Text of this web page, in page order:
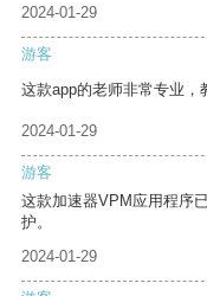
2024-01-29
游客
这款app的老师非常专业，
2024-01-29
游客
这款加速器VPM应用程序
护。
2024-01-29